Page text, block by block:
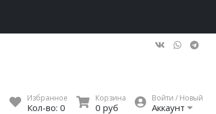
Избранное
Кол-во: 0
Корзина
0 руб
Войти / Новый
Аккаунт